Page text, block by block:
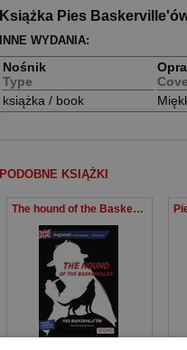
Książka Pies
INNE WYDANIA:
Nośnik
Type
książka / book
PODOBNE KSIĄŻKI
The hound of the Baskervilles Pies Baskerville'ów. Adaptacja klasyki z ćwiczeniami